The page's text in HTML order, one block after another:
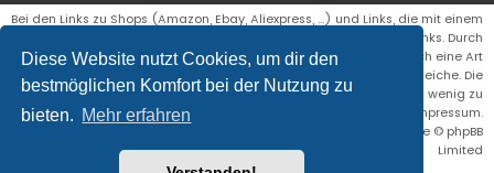
Diese Website nutzt Cookies, um dir den
bestmöglichen Komfort bei der Nutzung zu
bieten. Mehr erfahren
Bei den Links zu Shops (Amazon, Ebay, Aliexpress, ...) und Links, die mit einem
Stern (*) markiert sind, kann es sich um sogenannte Affiliate Links. Durch
den Kauf eines Produktes über einen Affiliate Link erhälte ich eine Art
Umsatzbeteiligung gutgeschrieben. Für euch bleibt der Preis der gleiche. Die
Einnahmen helfen die Hostgebühren für diese Webseite ein wenig zu
reduzieren. Siehe auch das Impressum.
® Forum Software © phpBB
Limited